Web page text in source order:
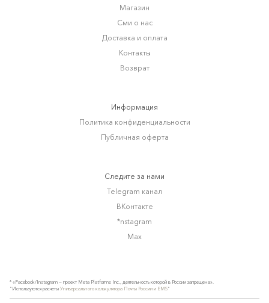
Магазин
Сми о нас
Доставка и оплата
Контакты
Возврат
Информация
Политика конфиденциальности
Публичная оферта
Следите за нами
Telegram канал
ВКонтакте
*nstagram
Max
* «Facebook/Instagram — проект Meta Platforms Inc., деятельность которой в России запрещена».
"Используются расчеты Универсального калькулятора Почты России и EMS"